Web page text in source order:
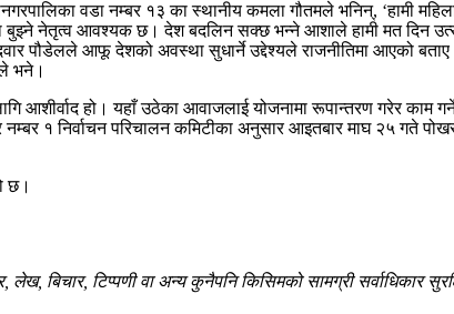
वडा नम्बर १३ का स्थानीय कमला गौतमले भनिन्, ‘हामी
नेतृत्व आवश्यक छ। देश बदलिन सक्छ भन्ने आशाले हामी मत दिन
पौडेलले आफू देशको अवस्था सुधार्ने उद्देश्यले राजनीतिमा आएको
भने।
आशीर्वाद हो। यहाँ उठेका आवाजलाई योजनामा रूपान्तरण गरेर काम
१ निर्वाचन परिचालन कमिटीका अनुसार आइतबार माघ २५ गते
छ।
बिचार, टिप्पणी वा अन्य कुनैपनि किसिमको सामग्री सर्वाधिकार